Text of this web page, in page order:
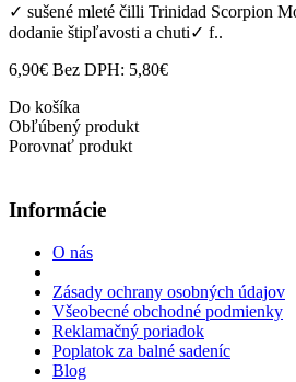
✓ sušené mleté ​​čilli Trinidad Scorpion
dodanie štipľavosti a chuti✓ f..
6,90€ Bez DPH: 5,80€
Do košíka
Obľúbený produkt
Porovnať produkt
Informácie
O nás
Zásady ochrany osobných údajov
Všeobecné obchodné podmienky
Reklamačný poriadok
Poplatok za balné sadeníc
Blog